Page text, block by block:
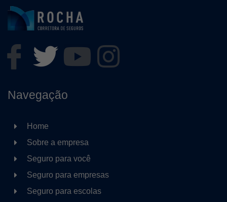
Navegação
Home
Sobre a empresa
Seguro para você
Seguro para empresas
Seguro para escolas